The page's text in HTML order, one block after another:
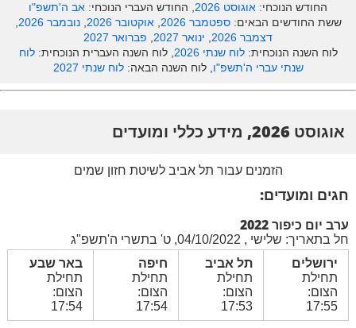
החודש הנוכחי: אוגוסט 2026 , החודש העברי הנוכחי: אב ה'תשפ"ו
ששת החודשים הבאים:ספטמבר 2026 ,אוקטובר 2026 ,נובמבר 2026
,
דצמבר 2026
, ינואר 2027 , פברואר 2027
לוח השנה הנוכחית:לוח שנתי 2026 , לוח השנה העברית הנוכחית:לוח
שנתי עברי ה'תשפ"ו, לוח השנה הבאה:לוח שנתי 2027
אוגוסט 2026, מידע כללי ומועדים
הזמנים עבור תל אביב לשיטת חזון שמים
חגים ומועדים:
ערב יום כיפור 2022
חל בתאריך: שלישי , 04/10/2022, ט' בתשרי ה'תשפ"ג
ירושלים
תחילת
הצום:
17:55
תל אביב
תחילת
הצום:
17:53
חיפה
תחילת
הצום:
17:54
באר שבע
תחילת
הצום:
17:54